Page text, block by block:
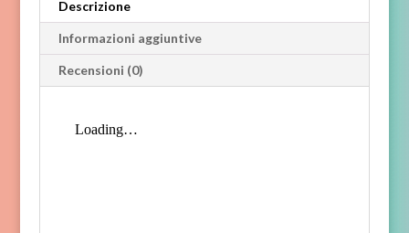
Descrizione
Informazioni aggiuntive
Recensioni (0)